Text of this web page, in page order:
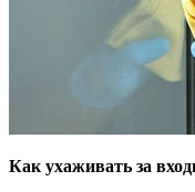
Как ухаживать за